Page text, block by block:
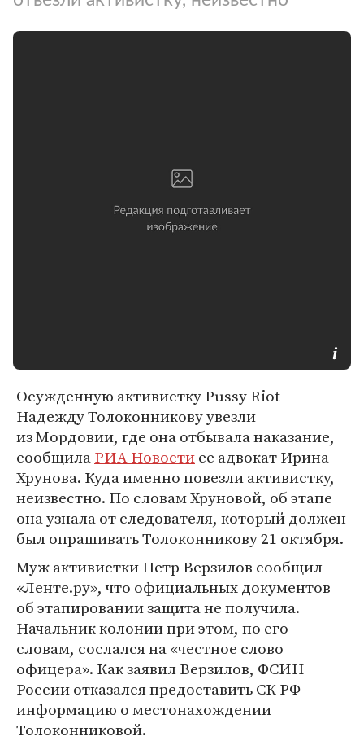
Осужденную активистку Pussy Riot
Надежду Толоконникову увезли
из Мордовии, где она отбывала наказание,
сообщилаРИА Новостиее адвокат Ирина
Хрунова. Куда именно повезли активистку,
неизвестно. По словам Хруновой, об этапе
она узнала от следователя, который должен
был опрашивать Толоконникову 21 октября.
Муж активистки Петр Верзилов сообщил
«Ленте.ру», что официальных документов
об этапировании защита не получила.
Начальник колонии при этом, по его
словам, сослался на «честное слово
офицера». Как заявил Верзилов, ФСИН
России отказался предоставить СК РФ
информацию о местонахождении
Толоконниковой.